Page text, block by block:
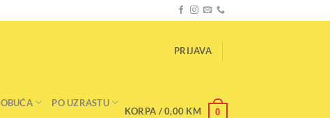
PRIJAVA
KORPA /0,00 KM 0
OBUĆA PO UZRASTU